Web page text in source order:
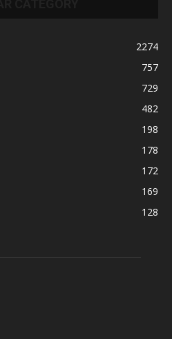
2274
757
729
482
198
178
172
169
128